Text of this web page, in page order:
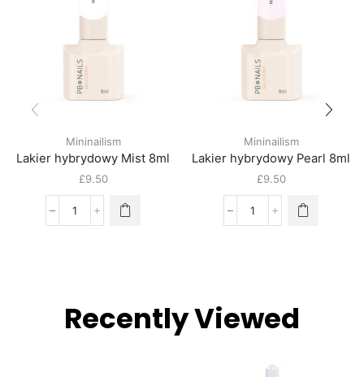
Mininailism
Lakier hybrydowy Mist 8ml
£9.50
Mininailism
Lakier hybrydowy Pearl 8ml
£9.50
Recently Viewed